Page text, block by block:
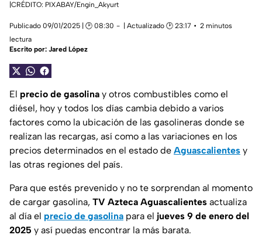
|CRÉDITO: PIXABAY/Engin_Akyurt
Publicado 09/01/2025 | 🕑 08:30 | Actualizado 🕑 23:17
2 minutos
lectura
Escrito por: Jared López
El precio de gasolina y otros combustibles como el
diésel, hoy y todos los días cambia debido a varios
factores como la ubicación de las gasolineras donde se
realizan las recargas, así como a las variaciones en los
precios determinados en el estado de Aguascalientes y
las otras regiones del país.
Para que estés prevenido y no te sorprendan al momento
de cargar gasolina, TV Azteca Aguascalientes actualiza
al día el precio de gasolina para el jueves 9 de enero del
2025 y así puedas encontrar la más barata.